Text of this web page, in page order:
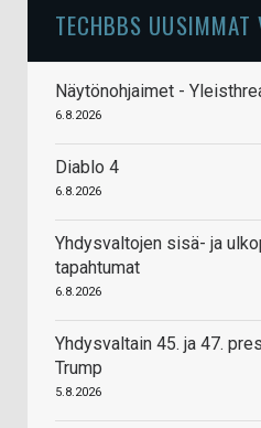
TECHBBS UUSIMMAT
Näytönohjaimet -
6.8.2026
Diablo 4
6.8.2026
Yhdysvaltojen sisä- ja
tapahtumat
6.8.2026
Yhdysvaltain 45. ja 47.
Trump
5.8.2026